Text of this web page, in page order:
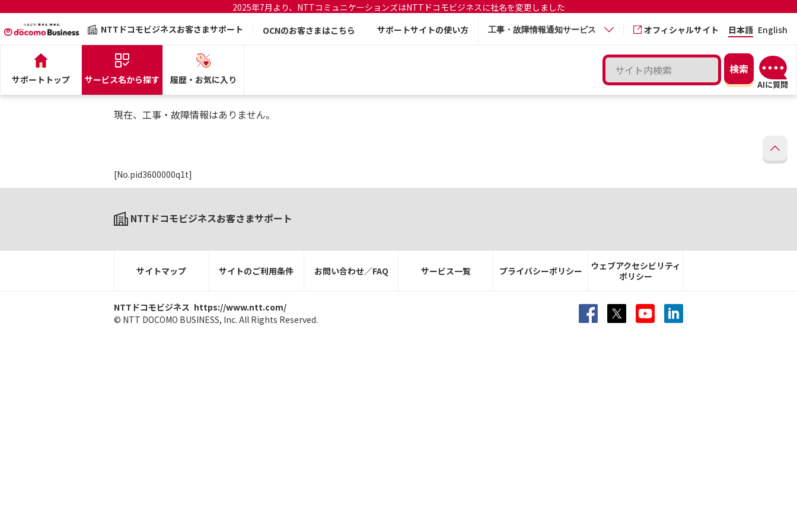
2025年7月より、NTTコミュニケーションズはNTTドコモビジネスに社名を変更しました
NTTドコモビジネスお客さまサポート
OCNのお客さまはこちら サポートサイトの使い方 工事・故障情報通知サービス オフィシャルサイト 日本語 English
サポートトップ サービス名から探す 履歴・お気に入り
現在、工事・故障情報はありません。
[No.pid3600000q1t]
NTTドコモビジネスお客さまサポート
サイトマップ サイトのご利用条件 お問い合わせ／FAQ サービス一覧 プライバシーポリシー
ウェブアクセシビリティ
ポリシー
NTTドコモビジネス https://www.ntt.com/
© NTT DOCOMO BUSINESS, Inc. All Rights Reserved.